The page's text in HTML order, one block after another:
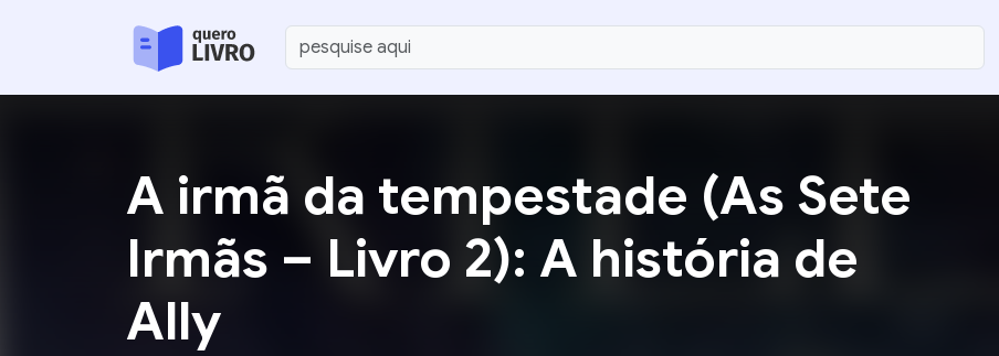
A irmã da tempestade (As Sete
Irmãs – Livro 2): A história de
Ally